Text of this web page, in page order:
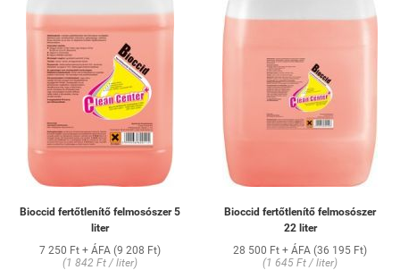
Bioccid fertőtlenítő felmosószer 5
liter
7 250 Ft + ÁFA (9 208 Ft)
(1 842 Ft / liter)
Bioccid fertőtlenítő felmosószer
22 liter
28 500 Ft + ÁFA (36 195 Ft)
(1 645 Ft / liter)